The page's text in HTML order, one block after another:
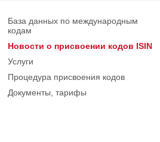
База данных по международным
кодам
Новости о присвоении кодов ISIN
Услуги
Процедура присвоения кодов
Документы, тарифы